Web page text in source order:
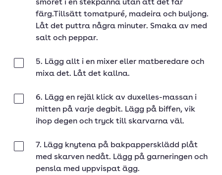
smöret i en stekpanna utan att det får
färg.Tillsätt tomatpuré, madeira och buljong.
Låt det puttra några minuter. Smaka av med
salt och peppar.
5. Lägg allt i en mixer eller matberedare och
mixa det. Låt det kallna.
6. Lägg en rejäl klick av duxelles-massan i
mitten på varje degbit. Lägg på biffen, vik
ihop degen och tryck till skarvarna väl.
7. Lägg knytena på bakpappersklädd plåt
med skarven nedåt. Lägg på garneringen och
pensla med uppvispat ägg.